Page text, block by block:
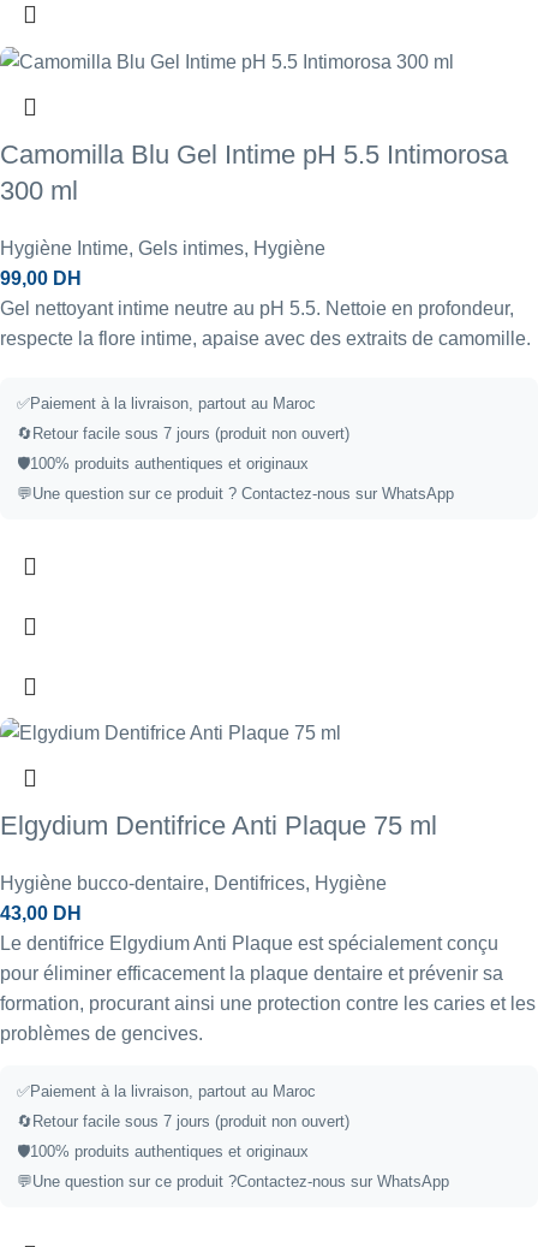
Camomilla Blu Gel Intime pH 5.5 Intimorosa
300 ml
Hygiène Intime, Gels intimes, Hygiène
99,00 DH
Gel nettoyant intime neutre au pH 5.5. Nettoie en profondeur,
respecte la flore intime, apaise avec des extraits de camomille.
✅Paiement à la livraison, partout au Maroc
🔄Retour facile sous 7 jours (produit non ouvert)
🛡️100% produits authentiques et originaux
💬Une question sur ce produit ? Contactez-nous sur WhatsApp
Elgydium Dentifrice Anti Plaque 75 ml
Hygiène bucco-dentaire, Dentifrices, Hygiène
43,00 DH
Le dentifrice Elgydium Anti Plaque est spécialement conçu
pour éliminer efficacement la plaque dentaire et prévenir sa
formation, procurant ainsi une protection contre les caries et les
problèmes de gencives.
✅Paiement à la livraison, partout au Maroc
🔄Retour facile sous 7 jours (produit non ouvert)
🛡️100% produits authentiques et originaux
💬Une question sur ce produit ?Contactez-nous sur WhatsApp